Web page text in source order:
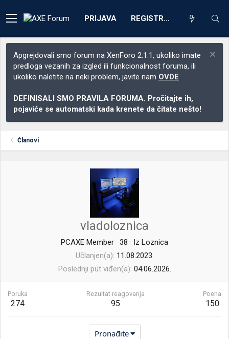
PRIJAVA REGISTRACIJA
Apgrejdovali smo forum na XenForo 2.1.1, ukoliko imate
predloga vezanih za izgled ili funkcionalnost foruma, ili
ukoliko naletite na neki problem, javite nam OVDE
DEFINISALI SMO PRAVILA FORUMA. Pročitajte ih,
pojaviće se automatski kada krenete da čitate nešto!
Članovi
vladoloznica
PCAXE Member · 38 · Iz Loznica
Učlanjen(a) 11.08.2023.
Poslednji put viđen(a) 04.06.2026.
Poruka
274
Rezultat reagovanja
95
Poena
150
Pronađite